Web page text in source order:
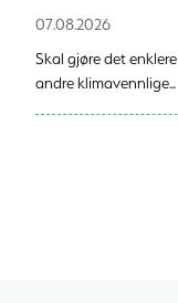
07.08.2026
Skal gjøre det
andre klimavennlige...